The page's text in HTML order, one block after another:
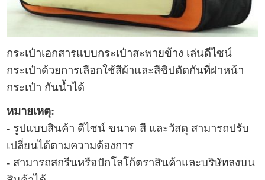
กระเป๋าเอกสารแบบกระเป๋าสะพายข้าง เล่นดีไซน์
กระเป๋าด้วยการเลือกใช้สีผ้าและสีซิปตัดกันที่ฝาหน้า
กระเป๋า กันน้ำได้
หมายเหตุ:
- รูปแบบสินค้า ดีไซน์ ขนาด สี และวัสดุ สามารถปรับ
เปลี่ยนได้ตามความต้องการ
- สามารถสกรีนหรือปักโลโก้ตราสินค้าและบริษัทลงบน